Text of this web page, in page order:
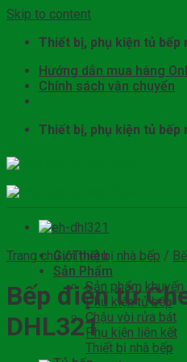
Skip to content
Thiết bị, phụ kiện tủ bếp
Hướng dẫn mua hàng
Chính sách vận chuyển
Thiết bị, phụ kiện tủ bếp
Giới thiệu
Sản Phẩm
Sản phẩm khuyến
Phụ kiện tủ bếp
Chậu vòi rửa bát
Phụ kiện liên kết
Thiết bị nhà bếp
Trang chủ / Thiết bị nhà bếp /
Bếp điện từ
DHL321